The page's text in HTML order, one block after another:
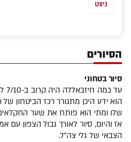
ניווט
הסיורים
סיור בטחוני
עד כמה חיזבאללה היה קרוב ב-7/10 לפלוש לגליל? קרוב מאד.
הוא ידע היכן מתגורר רכז הביטחון
שלו ומתי הוא פותח את שער
אז והיום, סיור לאורך גבול הצפון עם
הצבאי של גלי צה״ל.